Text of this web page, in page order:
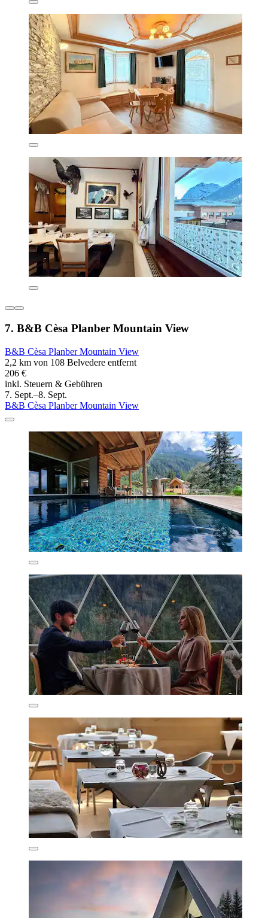
7. B&B Cèsa Planber Mountain View
B&B Cèsa Planber Mountain View
2,2 km von 108 Belvedere entfernt
206 €
inkl. Steuern & Gebühren
7. Sept.–8. Sept.
B&B Cèsa Planber Mountain View